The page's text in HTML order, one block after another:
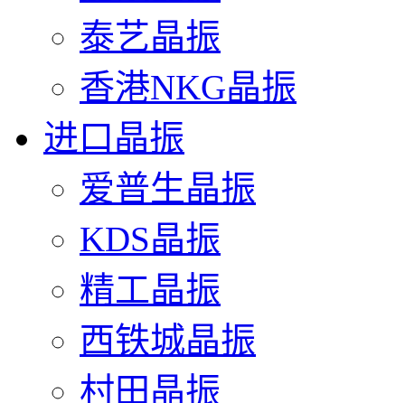
泰艺晶振
香港NKG晶振
进口晶振
爱普生晶振
KDS晶振
精工晶振
西铁城晶振
村田晶振